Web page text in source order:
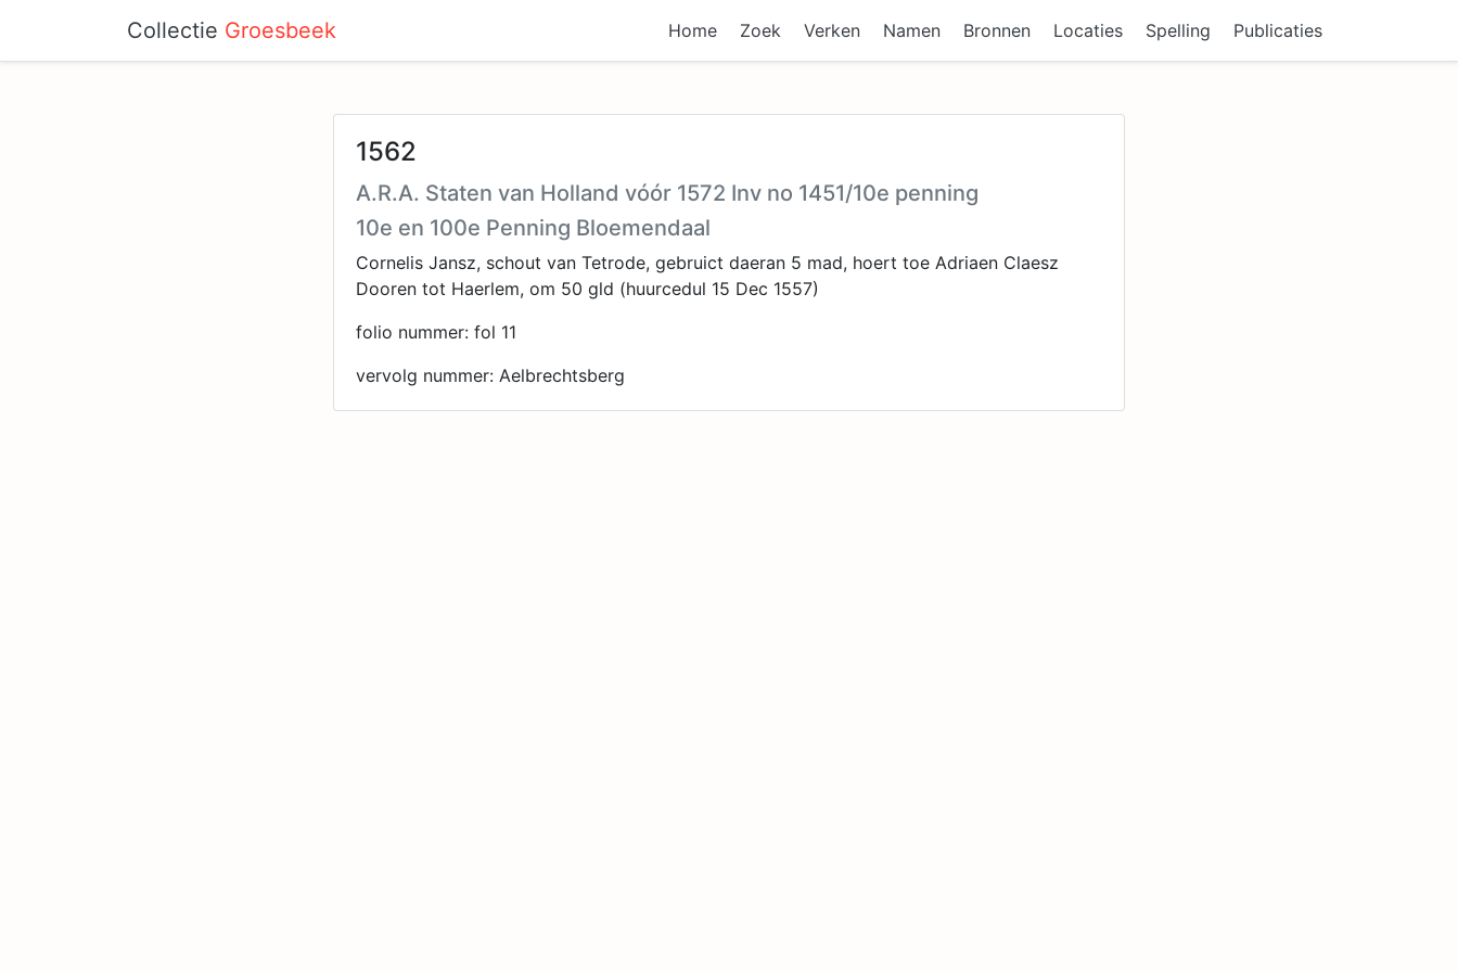
Collectie Groesbeek Home Zoek Verken Namen Bronnen Locaties Spelling Publicaties
1562
A.R.A. Staten van Holland vóór 1572 Inv no 1451/10e penning
10e en 100e Penning Bloemendaal
Cornelis Jansz, schout van Tetrode, gebruict daeran 5 mad, hoert toe Adriaen Claesz
Dooren tot Haerlem, om 50 gld (huurcedul 15 Dec 1557)
folio nummer: fol 11
vervolg nummer: Aelbrechtsberg